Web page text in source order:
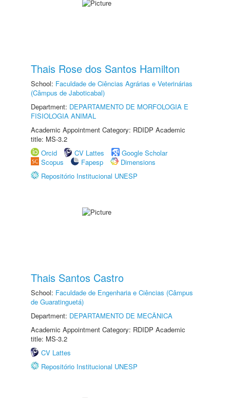
Thais Rose dos Santos Hamilton
School: Faculdade de Ciências Agrárias e Veterinárias
(Câmpus de Jaboticabal)
Department: DEPARTAMENTO DE MORFOLOGIA E
FISIOLOGIA ANIMAL
Academic Appointment Category: RDIDP Academic
title: MS-3.2
Orcid
CV Lattes
Google Scholar
Scopus
Fapesp
Dimensions
Repositório Institucional UNESP
Thais Santos Castro
School: Faculdade de Engenharia e Ciências (Câmpus
de Guaratinguetá)
Department: DEPARTAMENTO DE MECÂNICA
Academic Appointment Category: RDIDP Academic
title: MS-3.2
CV Lattes
Repositório Institucional UNESP